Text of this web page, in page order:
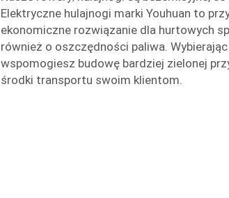
Elektryczne hulajnogi marki Youhuan to
ekonomiczne rozwiązanie dla hurtowych
również o oszczędności paliwa. Wybierając
wspomogiesz budowę bardziej zielonej
środki transportu swoim klientom.